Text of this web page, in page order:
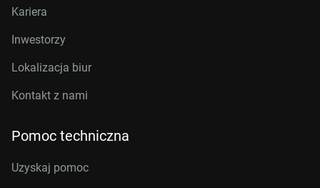
Kariera
Inwestorzy
Lokalizacja biur
Kontakt z nami
Pomoc techniczna
Uzyskaj pomoc